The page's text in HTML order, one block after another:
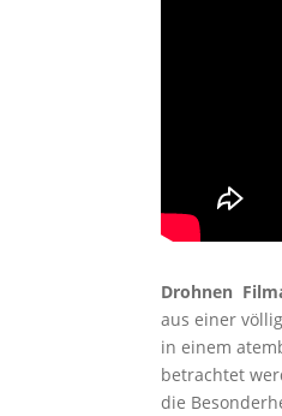
Drohnen
aus einer
in einem
betrachtet
die